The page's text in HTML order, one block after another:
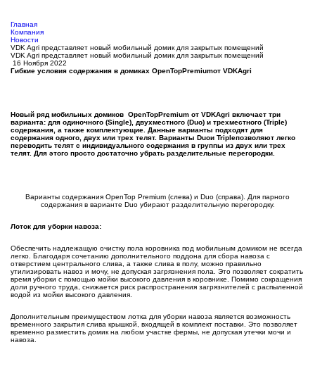
Главная
Компания
Новости
VDK Agri представляет новый мобильный домик для закрытых помещений
VDK Agri представляет новый мобильный домик для закрытых помещений
16 Ноября 2022
Гибкие условия содержания в домиках OpenTopPremiumот VDKAgri
Новый ряд мобильных домиков OpenTopPremium от VDKAgri включает три
варианта: для одиночного (Single), двухместного (Duo) и трехместного (Triple)
содержания, а также комплектующие. Данные варианты подходят для
содержания одного, двух или трех телят. Варианты Duoи Tripleпозволяют легко
переводить телят с индивидуального содержания в группы из двух или трех
телят. Для этого просто достаточно убрать разделительные перегородки.
Варианты содержания OpenTop Premium (слева) и Duo (справа). Для парного
содержания в варианте Duo убирают разделительную перегородку.
Лоток для уборки навоза:
Обеспечить надлежащую очистку пола коровника под мобильным домиком не всегда
легко. Благодаря сочетанию дополнительного поддона для сбора навоза с
отверстием центрального слива, а также слива в полу, можно правильно
утилизировать навоз и мочу, не допуская загрязнения пола. Это позволяет сократить
время уборки с помощью мойки высокого давления в коровнике. Помимо сокращения
доли ручного труда, снижается риск распространения загрязнителей с распыленной
водой из мойки высокого давления.
Дополнительным преимуществом лотка для уборки навоза является возможность
временного закрытия слива крышкой, входящей в комплект поставки. Это позволяет
временно разместить домик на любом участке фермы, не допуская утечки мочи и
навоза.